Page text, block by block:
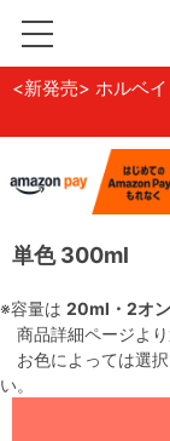
<新発売> ホルベ
単色 300ml
※容量は 20ml・2オ
商品詳細ページより
お色によっては選択
い。